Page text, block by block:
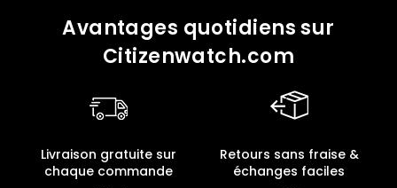
Avantages quotidiens sur
Citizenwatch.com
Livraison gratuite sur
chaque commande
Retours sans fraise &
échanges faciles